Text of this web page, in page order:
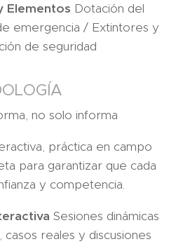
Elementos Dotación del
emergencia / Extintores y
de seguridad
no solo informa
práctica en campo
para garantizar que cada
y competencia.
Sesiones dinámicas
casos reales y discusiones